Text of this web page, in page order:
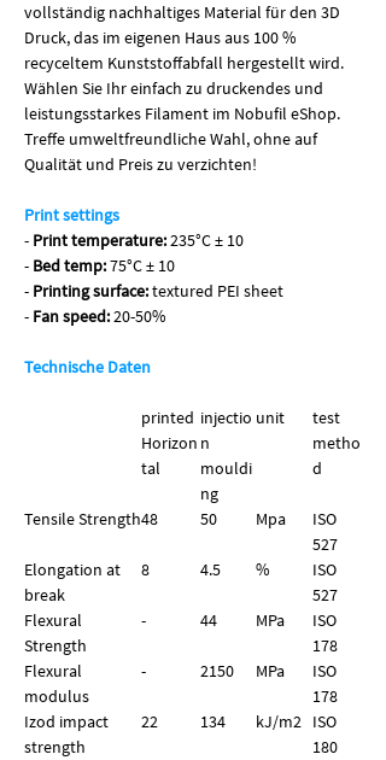
vollständig nachhaltiges Material für den 3D
Druck, das im eigenen Haus aus 100 %
recyceltem Kunststoffabfall hergestellt wird.
Wählen Sie Ihr einfach zu druckendes und
leistungsstarkes Filament im Nobufil eShop.
Treffe umweltfreundliche Wahl, ohne auf
Qualität und Preis zu verzichten!
Print settings
- Print temperature:235°C ± 10
- Bed temp:75°C ± 10
- Printing surface:textured PEI sheet
- Fan speed:20-50%
Technische Daten
printed
Horizon
tal
injectio
n
mouldi
ng
unit
test
metho
d
Tensile Strength48 50 Mpa
ISO
527
Elongation at
break
8 4.5 %
ISO
527
Flexural
Strength
- 44 MPa
ISO
178
Flexural
modulus
- 2150 MPa
ISO
178
Izod impact
strength
22 134 kJ/m2 ISO
180